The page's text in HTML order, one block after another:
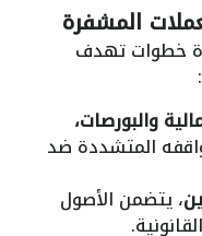
المشفرة
خطوات تهدف
والبورصات،
المتشددة ضد
، يتضمن الأصول